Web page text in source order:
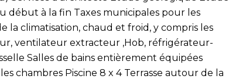
début à la fin Taxes municipales pour les
la climatisation, chaud et froid, y compris les
ventilateur extracteur ,Hob, réfrigérateur-
Salles de bains entièrement équipées
chambres Piscine 8 x 4 Terrasse autour de la